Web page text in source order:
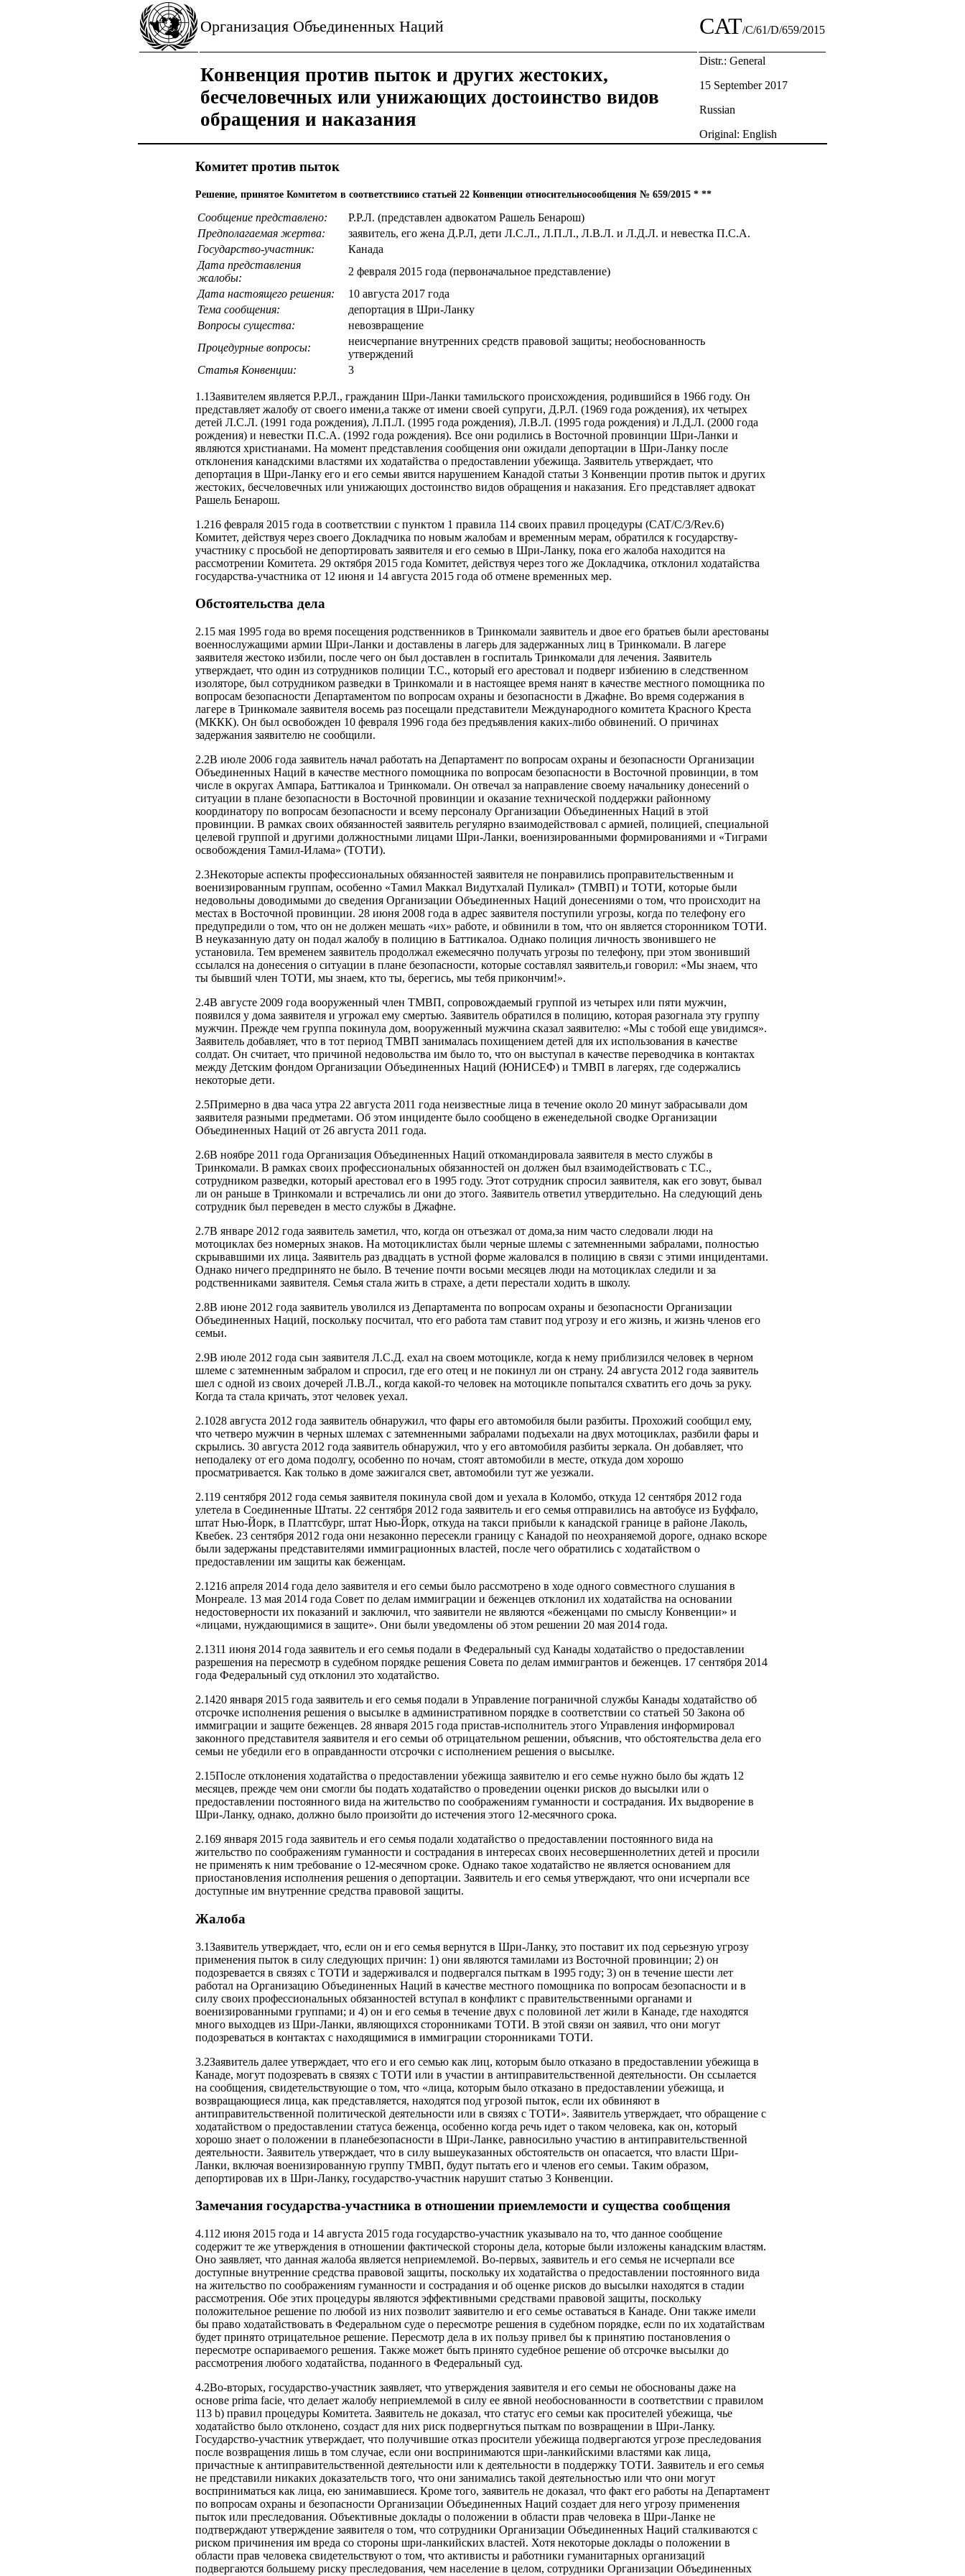
Организация Объединенных Наций CAT/C/61/D/659/2015
Конвенция против пыток и других жестоких,
бесчеловечных или унижающих достоинство видов
обращения и наказания
Distr.: General
15 September 2017
Russian
Original: English
Комитет против пыток
Решение, принятое Комитетом в соответствиисо статьей 22 Конвенции относительносообщения № 659/2015 * **
Сообщение представлено:
Р.Р.Л. (представлен адвокатом Рашель Бенарош)
Предполагаемая жертва:
заявитель, его жена Д.Р.Л, дети Л.С.Л., Л.П.Л., Л.В.Л. и Л.Д.Л. и невестка П.С.А.
Государство-участник:
Канада
Дата представления
жалобы:
2 февраля 2015 года (первоначальное представление)
Дата настоящего решения:
10 августа 2017 года
Тема сообщения:
депортация в Шри-Ланку
Вопросы существа:
невозвращение
Процедурные вопросы:
неисчерпание внутренних средств правовой защиты; необоснованность
утверждений
Статья Конвенции:
3
1.1Заявителем является Р.Р.Л., гражданин Шри-Ланки тамильского происхождения, родившийся в 1966 году. Он
представляет жалобу от своего имени,а также от имени своей супруги, Д.Р.Л. (1969 года рождения), их четырех
детей Л.С.Л. (1991 года рождения), Л.П.Л. (1995 года рождения), Л.В.Л. (1995 года рождения) и Л.Д.Л. (2000 года
рождения) и невестки П.С.А. (1992 года рождения). Все они родились в Восточной провинции Шри-Ланки и
являются христианами. На момент представления сообщения они ожидали депортации в Шри-Ланку после
отклонения канадскими властями их ходатайства о предоставлении убежища. Заявитель утверждает, что
депортация в Шри-Ланку его и его семьи явится нарушением Канадой статьи 3 Конвенции против пыток и других
жестоких, бесчеловечных или унижающих достоинство видов обращения и наказания. Его представляет адвокат
Рашель Бенарош.
1.216 февраля 2015 года в соответствии с пунктом 1 правила 114 своих правил процедуры (CAT/C/3/Rev.6)
Комитет, действуя через своего Докладчика по новым жалобам и временным мерам, обратился к государству-
участнику с просьбой не депортировать заявителя и его семью в Шри-Ланку, пока его жалоба находится на
рассмотрении Комитета. 29 октября 2015 года Комитет, действуя через того же Докладчика, отклонил ходатайства
государства-участника от 12 июня и 14 августа 2015 года об отмене временных мер.
Обстоятельства дела
2.15 мая 1995 года во время посещения родственников в Тринкомали заявитель и двое его братьев были арестованы
военнослужащими армии Шри-Ланки и доставлены в лагерь для задержанных лиц в Тринкомали. В лагере
заявителя жестоко избили, после чего он был доставлен в госпиталь Тринкомали для лечения. Заявитель
утверждает, что один из сотрудников полиции Т.С., который его арестовал и подверг избиению в следственном
изоляторе, был сотрудником разведки в Тринкомали и в настоящее время нанят в качестве местного помощника по
вопросам безопасности Департаментом по вопросам охраны и безопасности в Джафне. Во время содержания в
лагере в Тринкомале заявителя восемь раз посещали представители Международного комитета Красного Креста
(МККК). Он был освобожден 10 февраля 1996 года без предъявления каких-либо обвинений. О причинах
задержания заявителю не сообщили.
2.2В июле 2006 года заявитель начал работать на Департамент по вопросам охраны и безопасности Организации
Объединенных Наций в качестве местного помощника по вопросам безопасности в Восточной провинции, в том
числе в округах Ампара, Баттикалоа и Тринкомали. Он отвечал за направление своему начальнику донесений о
ситуации в плане безопасности в Восточной провинции и оказание технической поддержки районному
координатору по вопросам безопасности и всему персоналу Организации Объединенных Наций в этой
провинции. В рамках своих обязанностей заявитель регулярно взаимодействовал с армией, полицией, специальной
целевой группой и другими должностными лицами Шри-Ланки, военизированными формированиями и «Тиграми
освобождения Тамил-Илама» (ТОТИ).
2.3Некоторые аспекты профессиональных обязанностей заявителя не понравились проправительственным и
военизированным группам, особенно «Тамил Маккал Видутхалай Пуликал» (ТМВП) и ТОТИ, которые были
недовольны доводимыми до сведения Организации Объединенных Наций донесениями о том, что происходит на
местах в Восточной провинции. 28 июня 2008 года в адрес заявителя поступили угрозы, когда по телефону его
предупредили о том, что он не должен мешать «их» работе, и обвинили в том, что он является сторонником ТОТИ.
В неуказанную дату он подал жалобу в полицию в Баттикалоа. Однако полиция личность звонившего не
установила. Тем временем заявитель продолжал ежемесячно получать угрозы по телефону, при этом звонивший
ссылался на донесения о ситуации в плане безопасности, которые составлял заявитель,и говорил: «Мы знаем, что
ты бывший член ТОТИ, мы знаем, кто ты, берегись, мы тебя прикончим!».
2.4В августе 2009 года вооруженный член ТМВП, сопровождаемый группой из четырех или пяти мужчин,
появился у дома заявителя и угрожал ему смертью. Заявитель обратился в полицию, которая разогнала эту группу
мужчин. Прежде чем группа покинула дом, вооруженный мужчина сказал заявителю: «Мы с тобой еще увидимся».
Заявитель добавляет, что в тот период ТМВП занималась похищением детей для их использования в качестве
солдат. Он считает, что причиной недовольства им было то, что он выступал в качестве переводчика в контактах
между Детским фондом Организации Объединенных Наций (ЮНИСЕФ) и ТМВП в лагерях, где содержались
некоторые дети.
2.5Примерно в два часа утра 22 августа 2011 года неизвестные лица в течение около 20 минут забрасывали дом
заявителя разными предметами. Об этом инциденте было сообщено в еженедельной сводке Организации
Объединенных Наций от 26 августа 2011 года.
2.6В ноябре 2011 года Организация Объединенных Наций откомандировала заявителя в место службы в
Тринкомали. В рамках своих профессиональных обязанностей он должен был взаимодействовать с Т.С.,
сотрудником разведки, который арестовал его в 1995 году. Этот сотрудник спросил заявителя, как его зовут, бывал
ли он раньше в Тринкомали и встречались ли они до этого. Заявитель ответил утвердительно. На следующий день
сотрудник был переведен в место службы в Джафне.
2.7В январе 2012 года заявитель заметил, что, когда он отъезжал от дома,за ним часто следовали люди на
мотоциклах без номерных знаков. На мотоциклистах были черные шлемы с затемненными забралами, полностью
скрывавшими их лица. Заявитель раз двадцать в устной форме жаловался в полицию в связи с этими инцидентами.
Однако ничего предпринято не было. В течение почти восьми месяцев люди на мотоциклах следили и за
родственниками заявителя. Семья стала жить в страхе, а дети перестали ходить в школу.
2.8В июне 2012 года заявитель уволился из Департамента по вопросам охраны и безопасности Организации
Объединенных Наций, поскольку посчитал, что его работа там ставит под угрозу и его жизнь, и жизнь членов его
семьи.
2.9В июле 2012 года сын заявителя Л.С.Д. ехал на своем мотоцикле, когда к нему приблизился человек в черном
шлеме с затемненным забралом и спросил, где его отец и не покинул ли он страну. 24 августа 2012 года заявитель
шел с одной из своих дочерей Л.В.Л., когда какой-то человек на мотоцикле попытался схватить его дочь за руку.
Когда та стала кричать, этот человек уехал.
2.1028 августа 2012 года заявитель обнаружил, что фары его автомобиля были разбиты. Прохожий сообщил ему,
что четверо мужчин в черных шлемах с затемненными забралами подъехали на двух мотоциклах, разбили фары и
скрылись. 30 августа 2012 года заявитель обнаружил, что у его автомобиля разбиты зеркала. Он добавляет, что
неподалеку от его дома подолгу, особенно по ночам, стоят автомобили в месте, откуда дом хорошо
просматривается. Как только в доме зажигался свет, автомобили тут же уезжали.
2.119 сентября 2012 года семья заявителя покинула свой дом и уехала в Коломбо, откуда 12 сентября 2012 года
улетела в Соединенные Штаты. 22 сентября 2012 года заявитель и его семья отправились на автобусе из Буффало,
штат Нью-Йорк, в Платтсбург, штат Нью-Йорк, откуда на такси прибыли к канадской границе в районе Лаколь,
Квебек. 23 сентября 2012 года они незаконно пересекли границу с Канадой по неохраняемой дороге, однако вскоре
были задержаны представителями иммиграционных властей, после чего обратились с ходатайством о
предоставлении им защиты как беженцам.
2.1216 апреля 2014 года дело заявителя и его семьи было рассмотрено в ходе одного совместного слушания в
Монреале. 13 мая 2014 года Совет по делам иммиграции и беженцев отклонил их ходатайства на основании
недостоверности их показаний и заключил, что заявители не являются «беженцами по смыслу Конвенции» и
«лицами, нуждающимися в защите». Они были уведомлены об этом решении 20 мая 2014 года.
2.1311 июня 2014 года заявитель и его семья подали в Федеральный суд Канады ходатайство о предоставлении
разрешения на пересмотр в судебном порядке решения Совета по делам иммигрантов и беженцев. 17 сентября 2014
года Федеральный суд отклонил это ходатайство.
2.1420 января 2015 года заявитель и его семья подали в Управление пограничной службы Канады ходатайство об
отсрочке исполнения решения о высылке в административном порядке в соответствии со статьей 50 Закона об
иммиграции и защите беженцев. 28 января 2015 года пристав-исполнитель этого Управления информировал
законного представителя заявителя и его семьи об отрицательном решении, объяснив, что обстоятельства дела его
семьи не убедили его в оправданности отсрочки с исполнением решения о высылке.
2.15После отклонения ходатайства о предоставлении убежища заявителю и его семье нужно было бы ждать 12
месяцев, прежде чем они смогли бы подать ходатайство о проведении оценки рисков до высылки или о
предоставлении постоянного вида на жительство по соображениям гуманности и сострадания. Их выдворение в
Шри-Ланку, однако, должно было произойти до истечения этого 12-месячного срока.
2.169 января 2015 года заявитель и его семья подали ходатайство о предоставлении постоянного вида на
жительство по соображениям гуманности и сострадания в интересах своих несовершеннолетних детей и просили
не применять к ним требование о 12-месячном сроке. Однако такое ходатайство не является основанием для
приостановления исполнения решения о депортации. Заявитель и его семья утверждают, что они исчерпали все
доступные им внутренние средства правовой защиты.
Жалоба
3.1Заявитель утверждает, что, если он и его семья вернутся в Шри-Ланку, это поставит их под серьезную угрозу
применения пыток в силу следующих причин: 1) они являются тамилами из Восточной провинции; 2) он
подозревается в связях с ТОТИ и задерживался и подвергался пыткам в 1995 году; 3) он в течение шести лет
работал на Организацию Объединенных Наций в качестве местного помощника по вопросам безопасности и в
силу своих профессиональных обязанностей вступал в конфликт с правительственными органами и
военизированными группами; и 4) он и его семья в течение двух с половиной лет жили в Канаде, где находятся
много выходцев из Шри-Ланки, являющихся сторонниками ТОТИ. В этой связи он заявил, что они могут
подозреваться в контактах с находящимися в иммиграции сторонниками ТОТИ.
3.2Заявитель далее утверждает, что его и его семью как лиц, которым было отказано в предоставлении убежища в
Канаде, могут подозревать в связях с ТОТИ или в участии в антиправительственной деятельности. Он ссылается
на сообщения, свидетельствующие о том, что «лица, которым было отказано в предоставлении убежища, и
возвращающиеся лица, как представляется, находятся под угрозой пыток, если их обвиняют в
антиправительственной политической деятельности или в связях с ТОТИ». Заявитель утверждает, что обращение с
ходатайством о предоставлении статуса беженца, особенно когда речь идет о таком человека, как он, который
хорошо знает о положении в планебезопасности в Шри-Ланке, равносильно участию в антиправительственной
деятельности. Заявитель утверждает, что в силу вышеуказанных обстоятельств он опасается, что власти Шри-
Ланки, включая военизированную группу ТМВП, будут пытать его и членов его семьи. Таким образом,
депортировав их в Шри-Ланку, государство-участник нарушит статью 3 Конвенции.
Замечания государства-участника в отношении приемлемости и существа сообщения
4.112 июня 2015 года и 14 августа 2015 года государство-участник указывало на то, что данное сообщение
содержит те же утверждения в отношении фактической стороны дела, которые были изложены канадским властям.
Оно заявляет, что данная жалоба является неприемлемой. Во-первых, заявитель и его семья не исчерпали все
доступные внутренние средства правовой защиты, поскольку их ходатайства о предоставлении постоянного вида
на жительство по соображениям гуманности и сострадания и об оценке рисков до высылки находятся в стадии
рассмотрения. Обе этих процедуры являются эффективными средствами правовой защиты, поскольку
положительное решение по любой из них позволит заявителю и его семье оставаться в Канаде. Они также имели
бы право ходатайствовать в Федеральном суде о пересмотре решения в судебном порядке, если по их ходатайствам
будет принято отрицательное решение. Пересмотр дела в их пользу привел бы к принятию постановления о
пересмотре оспариваемого решения. Также может быть принято судебное решение об отсрочке высылки до
рассмотрения любого ходатайства, поданного в Федеральный суд.
4.2Во-вторых, государство-участник заявляет, что утверждения заявителя и его семьи не обоснованы даже на
основе prima facie, что делает жалобу неприемлемой в силу ее явной необоснованности в соответствии с правилом
113 b) правил процедуры Комитета. Заявитель не доказал, что статус его семьи как просителей убежища, чье
ходатайство было отклонено, создаст для них риск подвергнуться пыткам по возвращении в Шри-Ланку.
Государство-участник утверждает, что получившие отказ просители убежища подвергаются угрозе преследования
после возвращения лишь в том случае, если они воспринимаются шри-ланкийскими властями как лица,
причастные к антиправительственной деятельности или к деятельности в поддержку ТОТИ. Заявитель и его семья
не представили никаких доказательств того, что они занимались такой деятельностью или что они могут
восприниматься как лица, ею занимавшиеся. Кроме того, заявитель не доказал, что факт его работы на Департамент
по вопросам охраны и безопасности Организации Объединенных Наций создает для него угрозу применения
пыток или преследования. Объективные доклады о положении в области прав человека в Шри-Ланке не
подтверждают утверждение заявителя о том, что сотрудники Организации Объединенных Наций сталкиваются с
риском причинения им вреда со стороны шри-ланкийских властей. Хотя некоторые доклады о положении в
области прав человека свидетельствуют о том, что активисты и работники гуманитарных организаций
подвергаются большему риску преследования, чем население в целом, сотрудники Организации Объединенных